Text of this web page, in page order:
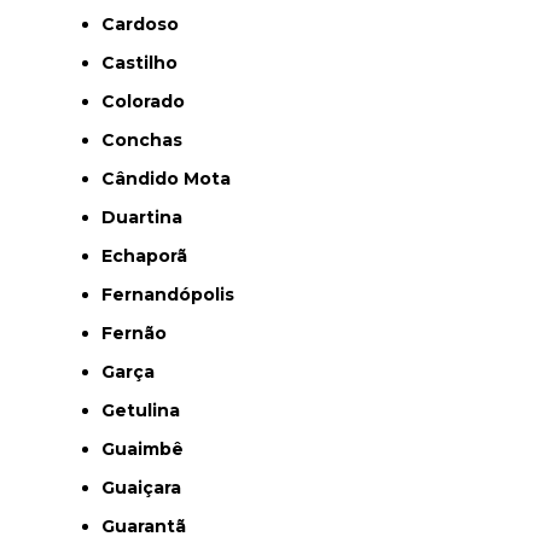
Cardoso
Castilho
Colorado
Conchas
Cândido Mota
Duartina
Echaporã
Fernandópolis
Fernão
Garça
Getulina
Guaimbê
Guaiçara
Guarantã